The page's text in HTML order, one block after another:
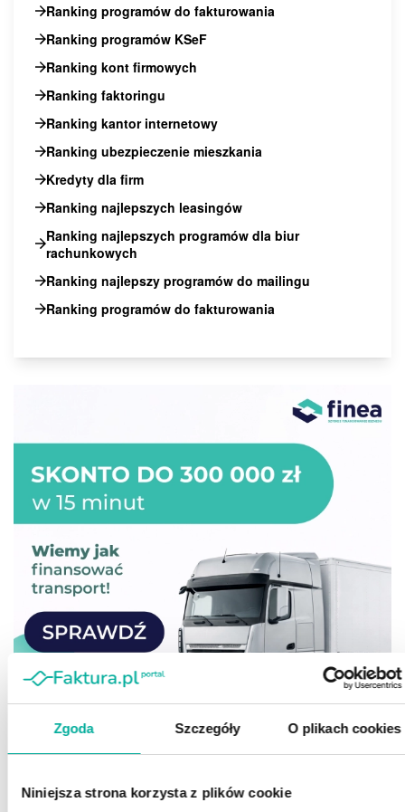
Zgoda Szczegóły O plikach cookies
Niniejsza strona korzysta z plików cookie
Ranking programów do fakturowania
Ranking programów KSeF
Ranking kont firmowych
Ranking faktoringu
Ranking kantor internetowy
Ranking ubezpieczenie mieszkania
Kredyty dla firm
Ranking najlepszych leasingów
Ranking najlepszych programów dla biur
rachunkowych
Ranking najlepszy programów do mailingu
Ranking programów do fakturowania